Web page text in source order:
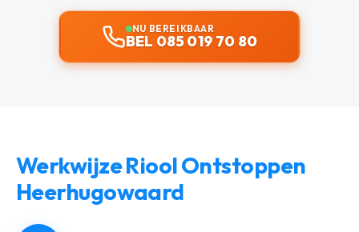
NU BEREIKBAAR
BEL 085 019 70 80
Werkwijze Riool Ontstoppen
Heerhugowaard